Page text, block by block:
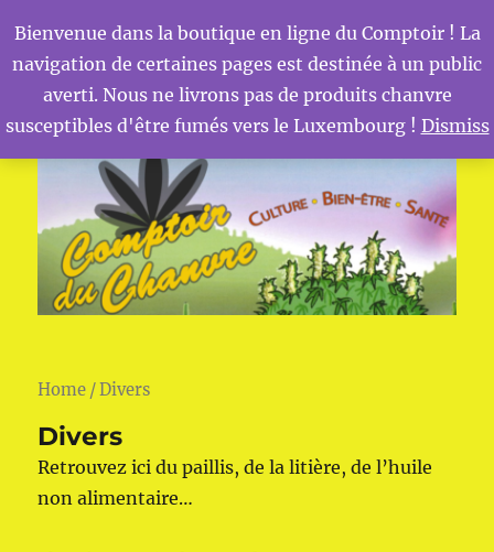
Comptoir du Chanvre
MENU
Home / Divers
Divers
Retrouvez ici du paillis, de la litière, de l’huile
non alimentaire…
Bienvenue dans la boutique en ligne du Comptoir ! La
navigation de certaines pages est destinée à un public
averti. Nous ne livrons pas de produits chanvre
susceptibles d'être fumés vers le Luxembourg ! Dismiss